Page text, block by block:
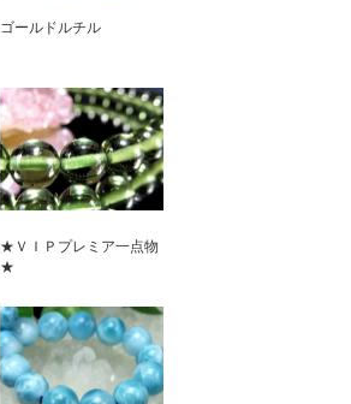
ゴールドルチル
★ＶＩＰプレミア一点物
★